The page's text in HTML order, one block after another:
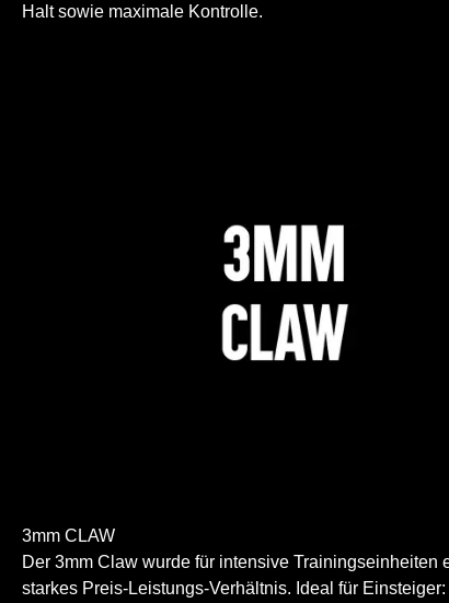
Halt sowie maximale Kontrolle.
3mm CLAW
Der 3mm Claw wurde für intensive
starkes Preis-Leistungs-Verhältnis. Ideal für